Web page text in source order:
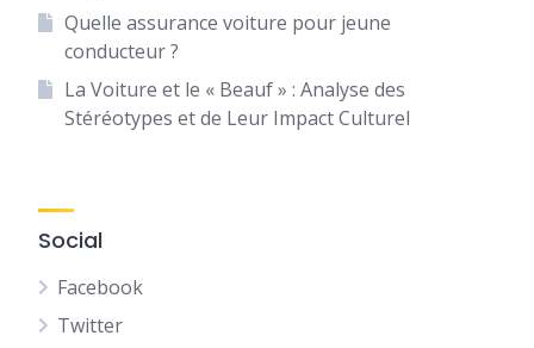
Quelle assurance voiture pour jeune
conducteur ?
La Voiture et le « Beauf » : Analyse des
Stéréotypes et de Leur Impact Culturel
Social
Facebook
Twitter